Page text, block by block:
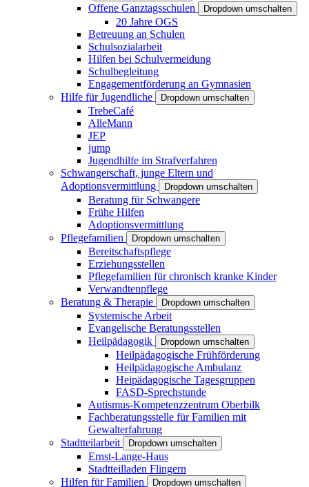
Offene Ganztagsschulen Dropdown umschalten
20 Jahre OGS
Betreuung an Schulen
Schulsozialarbeit
Hilfen bei Schulvermeidung
Schulbegleitung
Engagementförderung an Gymnasien
Hilfe für Jugendliche
Dropdown umschalten
TrebeCafé
AlleMann
JEP
jump
Jugendhilfe im Strafverfahren
Schwangerschaft, junge Eltern und
Adoptionsvermittlung
Dropdown umschalten
Beratung für Schwangere
Frühe Hilfen
Adoptionsvermittlung
Pflegefamilien
Dropdown umschalten
Bereitschaftspflege
Erziehungsstellen
Pflegefamilien für chronisch kranke Kinder
Verwandtenpflege
Beratung & Therapie
Dropdown umschalten
Systemische Arbeit
Evangelische Beratungsstellen
Heilpädagogik
Dropdown umschalten
Heilpädagogische Frühförderung
Heilpädagogische Ambulanz
Heipädagogische Tagesgruppen
FASD-Sprechstunde
Autismus-Kompetenzzentrum Oberbilk
Fachberatungsstelle für Familien mit
Gewalterfahrung
Stadtteilarbeit
Dropdown umschalten
Ernst-Lange-Haus
Stadtteilladen Flingern
Hilfen für Familien
Dropdown umschalten